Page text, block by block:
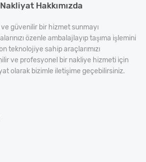
Hakkımızda
güvenilir bir hizmet sunmayı
özenle ambalajlayıp taşıma işlemini
teknolojiye sahip araçlarımızı
ve profesyonel bir nakliye hizmeti için
olarak bizimle iletişime geçebilirsiniz.